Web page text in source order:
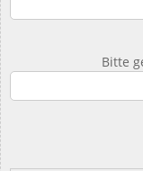
Bitte